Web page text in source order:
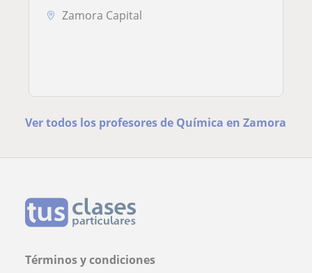
Zamora Capital
Ver todos los profesores de Química en Zamora
Términos y condiciones